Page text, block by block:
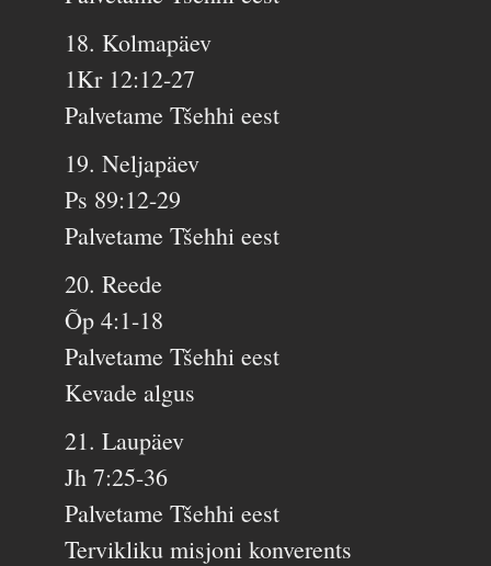
18. Kolmapäev
1Kr 12:12-27
Palvetame Tšehhi eest
19. Neljapäev
Ps 89:12-29
Palvetame Tšehhi eest
20. Reede
Õp 4:1-18
Palvetame Tšehhi eest
Kevade algus
21. Laupäev
Jh 7:25-36
Palvetame Tšehhi eest
Tervikliku misjoni konverents